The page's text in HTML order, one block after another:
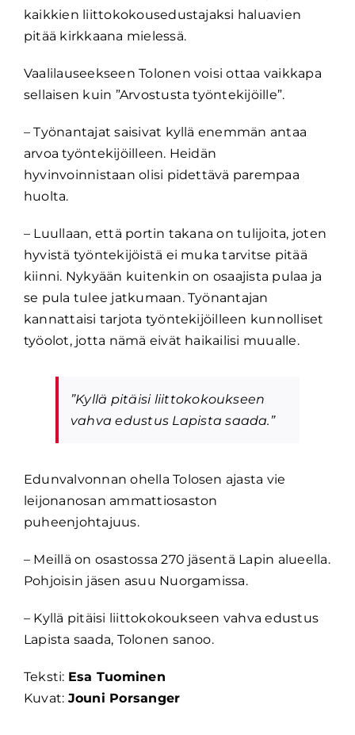
kaikkien liittokokousedustajaksi haluavien
pitää kirkkaana mielessä.
Vaalilauseekseen Tolonen voisi ottaa vaikkapa
sellaisen kuin ”Arvostusta työntekijöille”.
– Työnantajat saisivat kyllä enemmän antaa
arvoa työntekijöilleen. Heidän
hyvinvoinnistaan olisi pidettävä parempaa
huolta.
– Luullaan, että portin takana on tulijoita, joten
hyvistä työntekijöistä ei muka tarvitse pitää
kiinni. Nykyään kuitenkin on osaajista pulaa ja
se pula tulee jatkumaan. Työnantajan
kannattaisi tarjota työntekijöilleen kunnolliset
työolot, jotta nämä eivät haikailisi muualle.
”Kyllä pitäisi liittokokoukseen
vahva edustus Lapista saada.”
Edunvalvonnan ohella Tolosen ajasta vie
leijonanosan ammattiosaston
puheenjohtajuus.
– Meillä on osastossa 270 jäsentä Lapin alueella.
Pohjoisin jäsen asuu Nuorgamissa.
– Kyllä pitäisi liittokokoukseen vahva edustus
Lapista saada, Tolonen sanoo.
Teksti: Esa Tuominen
Kuvat: Jouni Porsanger